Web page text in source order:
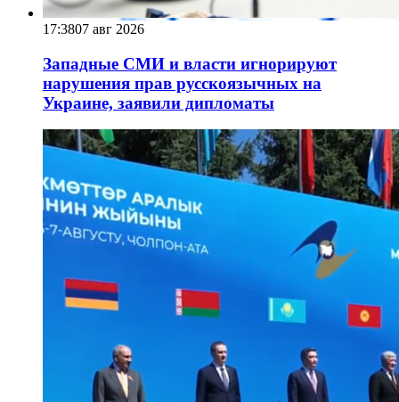
17:3807 авг 2026
Западные СМИ и власти игнорируют
нарушения прав русскоязычных на
Украине, заявили дипломаты